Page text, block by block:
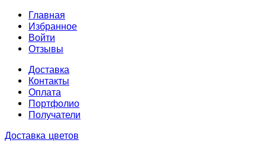
Главная
Избранное
Войти
Отзывы
Доставка
Контакты
Оплата
Портфолио
Получатели
Доставка цветов